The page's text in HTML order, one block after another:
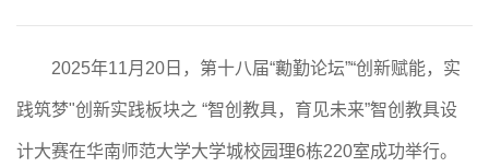
2025年11月20日，第十八届“勷勤论坛”“创新赋能，实
践筑梦"创新实践板块之 “智创教具，育见未来”智创教具设
计大赛在华南师范大学大学城校园理6栋220室成功举行。